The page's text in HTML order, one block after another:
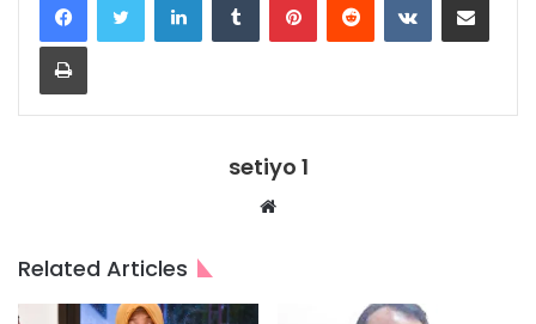
Print
setiyo 1
Website
Related Articles